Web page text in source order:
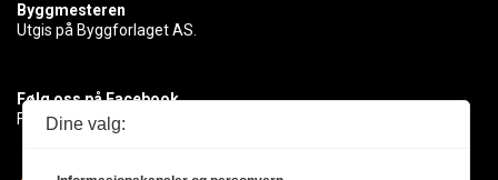
Byggmesteren
Utgis på Byggforlaget AS.
Følg oss på Facebook
Få med deg det siste innen byggebransjen
Dine valg: